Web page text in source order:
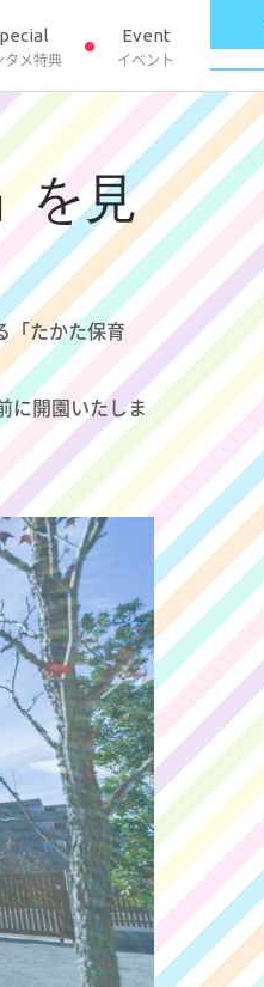
タメ特典
Event
イベント
を見
「たかた保育
に開園いたしま